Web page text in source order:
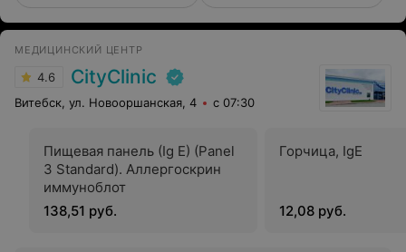
МЕДИЦИНСКИЙ ЦЕНТР
4.6 CityClinic
Витебск, ул. Новооршанская, 4 с 07:30
Пищевая панель (Ig E) (Panel
3 Standard). Аллергоскрин
иммуноблот
138,51 руб.
Горчица, IgE
12,08 руб.